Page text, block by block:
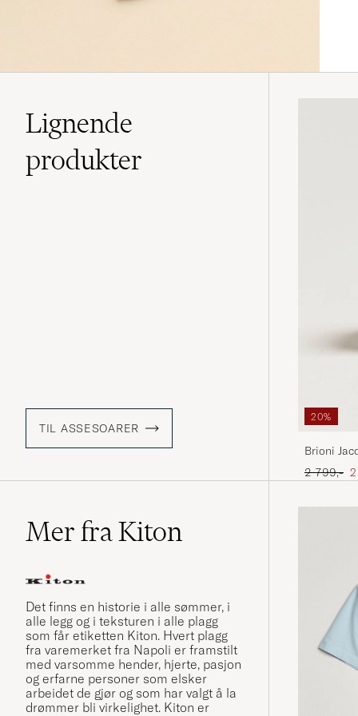
Lignende
produkter
TIL ASSESOARER
20%
Brioni
Ordinær
2 799,-
Mer fra Kiton
Det finns en historie i alle sømmer, i
alle legg og i teksturen i alle plagg
som får etiketten Kiton. Hvert plagg
fra varemerket fra Napoli er framstilt
med varsomme hender, hjerte, pasjon
og erfarne personer som elsker
arbeidet de gjør og som har valgt å la
drømmer bli virkelighet. Kiton er